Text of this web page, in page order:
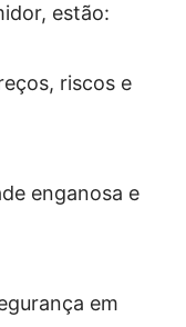
estão:
riscos e
enganosa e
em